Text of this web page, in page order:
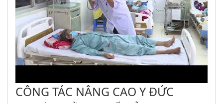
CÔNG TÁC NÂNG CAO Y ĐỨC